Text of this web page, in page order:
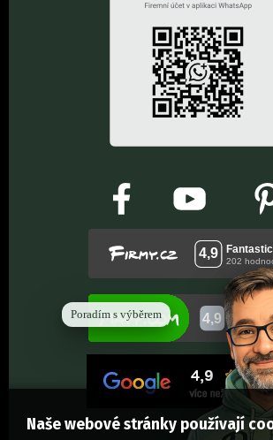
Poradím s výběrem
Naše webové stránky používají